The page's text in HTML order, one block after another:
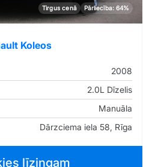
Tirgus cenā Pārliecība: 64%
Koleos
2008
2.0L Dīzelis
Manuāla
Dārzciema iela 58, Rīga
līzingam